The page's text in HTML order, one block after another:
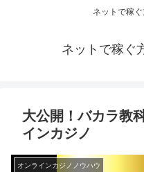
ネットで稼
ネットで稼ぐ
大公開！バカラ教
インカジノ
オンラインカジノノウハウ